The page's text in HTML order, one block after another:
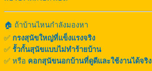
🏠 ถ้าบ้านไหนกำลังมองหา
✅ กรงสุนัขใหญ่ที่แข็งแรงจริง
✅ รั้วกั้นสุนัขแบบไม่ทำร้ายบ้าน
✅ หรือ คอกสุนัขนอกบ้านที่ดูดีและใช้งานได้จริง